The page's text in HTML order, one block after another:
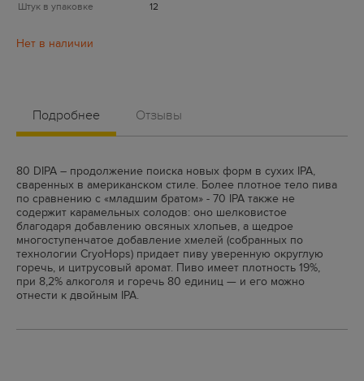
Штук в упаковке
12
Подробнее Отзывы
80 DIPA – продолжение поиска новых форм в сухих IPA,
сваренных в американском стиле. Более плотное тело пива
по сравнению с «младшим братом» - 70 IPA также не
содержит карамельных солодов: оно шелковистое
благодаря добавлению овсяных хлопьев, а щедрое
многоступенчатое добавление хмелей (собранных по
технологии CryoHops) придает пиву уверенную округлую
горечь, и цитрусовый аромат. Пиво имеет плотность 19%,
при 8,2% алкоголя и горечь 80 единиц — и его можно
отнести к двойным IPA.